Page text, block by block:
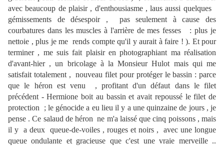
avec beaucoup de plaisir , d'enthousiasme , laus aussi quelques
gémissements de désespoir , pas seulement à cause des
courbatures dans les muscles à l'arrière de mes fesses : plus je
nettoie , plus je me rends compte qu'il y aurait à faire ! ). Et pour
terminer , me suis fait plaisir en photographiant ma réalisation
d'avant-hier , un bricolage à la Monsieur Hulot mais qui me
satisfait totalement , nouveau filet pour protéger le bassin : parce
que le héron est venu , profitant d'un défaut dans le filet
précédent - Hermione boit au bassin et avait repoussé le filet de
protection ; le génocide a eu lieu il y a une quinzaine de jours , je
pense . Ce salaud de héron ne m'a laissé que cinq poissons , mais
il y a deux queue-de-voiles , rouges et noirs , avec une longue
queue ondulante et gracieuse que c'est une vraie merveille ..